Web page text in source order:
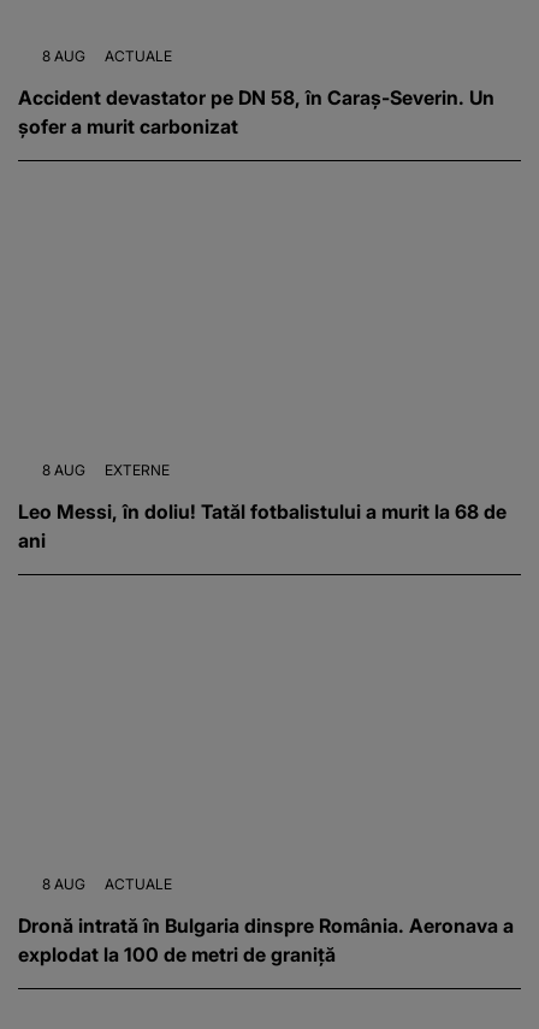
8 AUG ACTUALE
Accident devastator pe DN 58, în Caraș-Severin. Un
șofer a murit carbonizat
8 AUG EXTERNE
Leo Messi, în doliu! Tatăl fotbalistului a murit la 68 de
ani
8 AUG ACTUALE
Dronă intrată în Bulgaria dinspre România. Aeronava a
explodat la 100 de metri de graniță